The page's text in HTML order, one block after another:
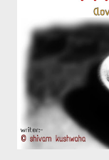
को पता है में बाहर गया
म...